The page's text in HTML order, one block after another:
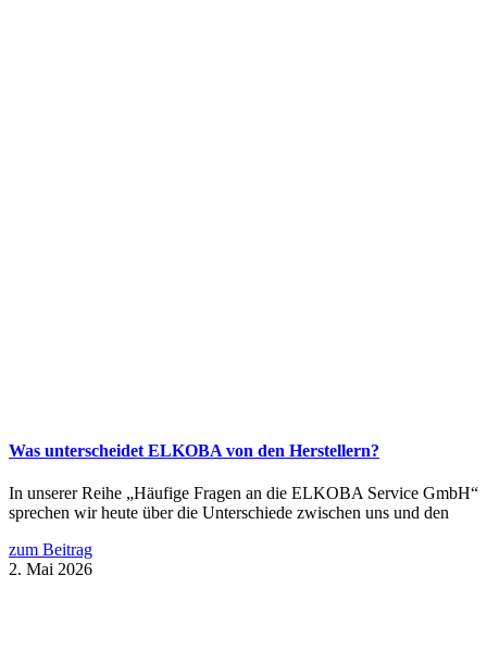
Was unterscheidet ELKOBA von den Herstellern?
In unserer Reihe „Häufige Fragen an die ELKOBA Service GmbH“
sprechen wir heute über die Unterschiede zwischen uns und den
zum Beitrag
2. Mai 2026